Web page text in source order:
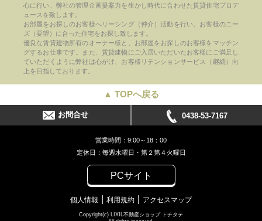
心に行い、弊社の管理企画提案力を生かし時代に合わせた賃貸住宅プロデ
ュースを致します。
お部屋をお探しのお客様へリーシング（仲介）活動を行い、お客様のニー
ズ（要望）に合った住宅をお探し致します。
優良な賃貸建物所有のオーナー様と、お部屋をお探しのお客様をマッチン
グするお仕事です。また、賃貸建物にご入居いただいたお客様にご満足し
ていただくように弊社は心がけ、お客様リテンションサービス（継続）向
上を目指しております。
▲ TOPへ戻る
お問合せ 0438-53-7167
営業時間：9:00～18：00
定休日：毎週水曜日・第２第４火曜日
PCサイト
個人情報 利用規約 アクセスマップ
Copyright(c) LIXIL不動産ショップ トチタテ